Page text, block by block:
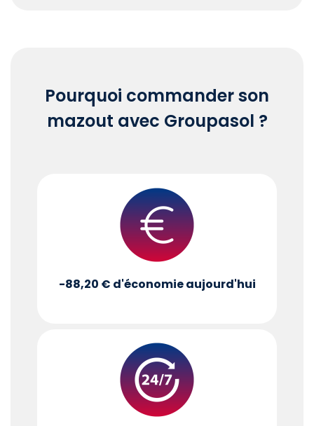
Pourquoi commander son
mazout avec Groupasol ?
-88,20 € d'économie aujourd'hui